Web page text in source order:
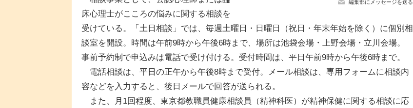
編集部にメッセージを送る
床心理士がこころの悩みに関する相談を
受けている。「土日相談」では、毎週土曜日・日曜日（祝日・年末年始を除く）に個別相
談室を開設。時間は午前9時から午後6時まで、場所は池袋会場・上野会場・立川会場。
事前予約制で申込みは電話で受け付ける。受付時間は、平日午前9時から午後6時まで。
電話相談は、平日の正午から午後8時まで受付。メール相談は、専用フォームに相談内
容などを入力すると、後日メールで回答が送られる。
また、月1回程度、東京都教職員健康相談員（精神科医）が精神保健に関する相談に応